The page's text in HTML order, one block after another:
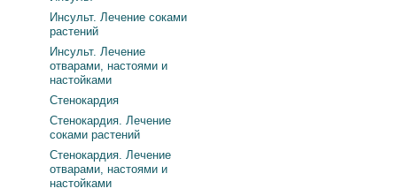
Инсульт. Лечение соками
растений
Инсульт. Лечение
отварами, настоями и
настойками
Стенокардия
Стенокардия. Лечение
соками растений
Стенокардия. Лечение
отварами, настоями и
настойками